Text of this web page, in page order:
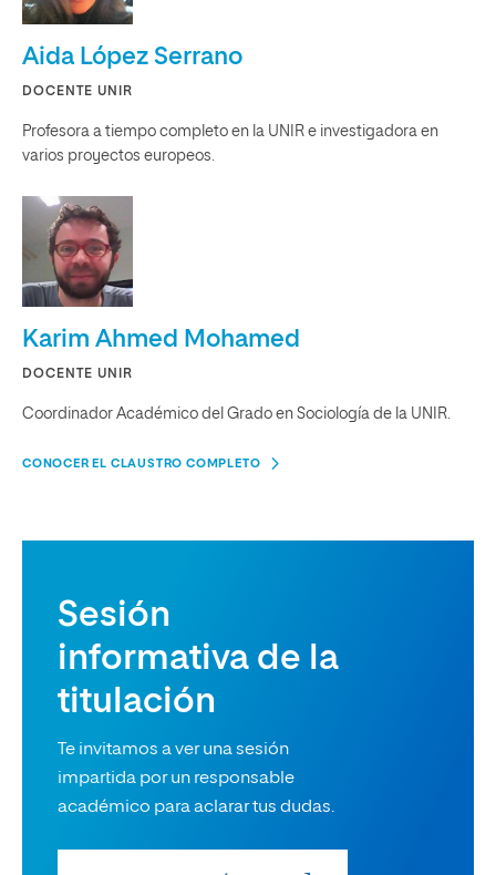
Aida López Serrano
DOCENTE UNIR
Profesora a tiempo completo en la UNIR e investigadora en
varios proyectos europeos.
Karim Ahmed Mohamed
DOCENTE UNIR
Coordinador Académico del Grado en Sociología de la UNIR.
CONOCER EL CLAUSTRO COMPLETO
Sesión
informativa de la
titulación
Te invitamos a ver una sesión
impartida por un responsable
académico para aclarar tus dudas.